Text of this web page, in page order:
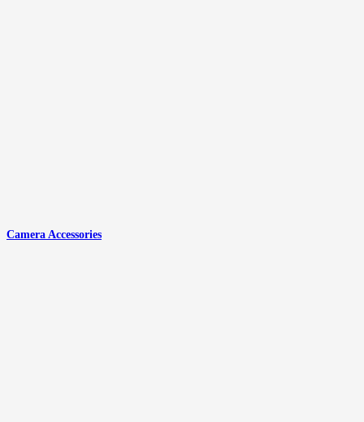
Camera Accessories